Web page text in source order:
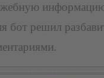
бот решил